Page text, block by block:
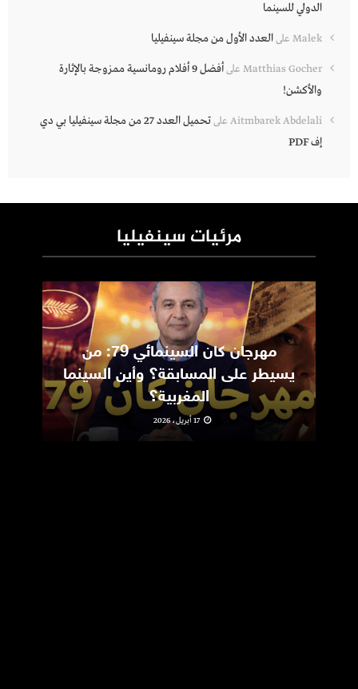
الدولي للسينما
Malek علىالعدد الأول من مجلة سينفيليا
Matthias Gocher على
أفضل 9 أفلام رومانسية ممزوجة بالإثارة
والأكشن!
Aitmbarek Abdelali على
تحميل العدد 27 من مجلة سينفيليا بي دي
إف PDF
مرئيات سينفيليا
مهرجان كان السينمائي 79: من
يسيطر على المسابقة؟ وأين السينما
المغربية؟
17 أبريل، 2026